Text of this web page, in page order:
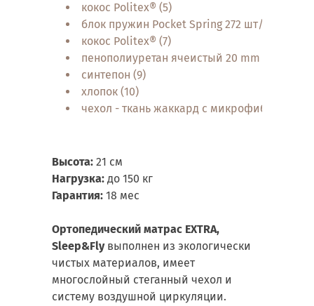
кокос Politex® (5)
блок пружин Pocket Spring 272 шт/м2 (6)
кокос Politex® (7)
пенополиуретан ячеистый 20 mm (8)
синтепон (9)
хлопок (10)
чехол - ткань жаккард с микрофиброй (11)
Высота: 21 см
Нагрузка: до 150 кг
Гарантия: 18 мес
Ортопедический матрас EXTRA,
Sleep&Flyвыполнен из экологически
чистых материалов, имеет
многослойный стеганный чехол и
систему воздушной циркуляции.